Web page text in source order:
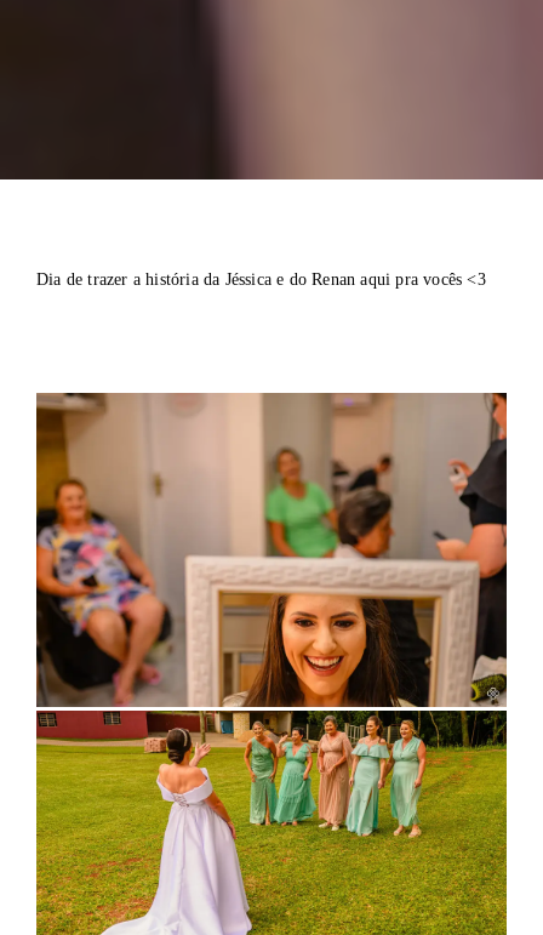
Dia de trazer a história da Jéssica e do Renan aqui pra vocês <3